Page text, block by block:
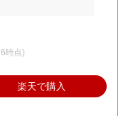
時点)
楽天で購入